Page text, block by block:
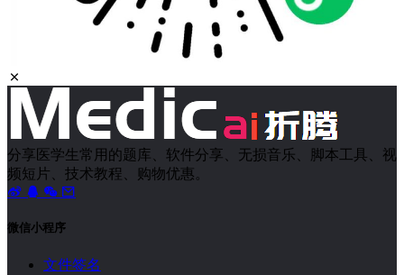
分享医学生常用的题库、软件分享、无损音乐、脚本工具、视
频短片、技术教程、购物优惠。
微信小程序
文件签名